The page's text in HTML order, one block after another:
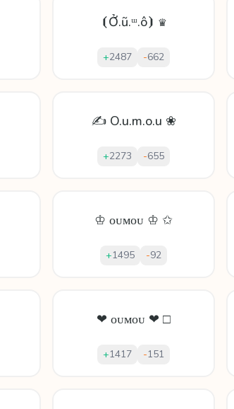
⦗Ở.ũ.ᵚ.ô⦘ ♛
+2487 -662
✍ O.u.m.o.u ❀
+2273 -655
♔ ᴏᴜᴍᴏᴜ ♔ ✩
+1495 -92
❤ ᴏᴜᴍᴏᴜ ❤ □
+1417 -151